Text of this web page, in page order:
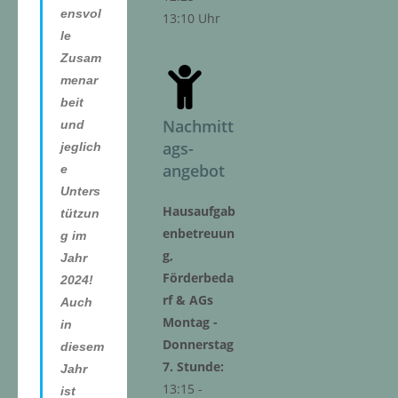
13:10 Uhr
Nachmitt
ags-
angebot
Hausaufgab
enbetreuun
g,
Förderbeda
rf & AGs
Montag -
Donnerstag
7. Stunde:
13:15 -
ensvol
le
Zusam
menar
beit
und
jeglich
e
Unters
tützun
g im
Jahr
2024!
Auch
in
diesem
Jahr
ist